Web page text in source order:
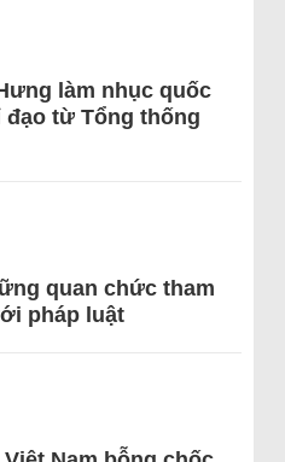
làm nhục quốc
từ Tổng thống
quan chức tham
pháp luật